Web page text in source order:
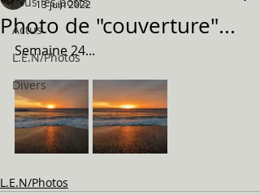
Actus
L.E.N/Photos
Divers
Photo de "couverture"...
13 juin 2022
Semaine 24...
L.E.N/Photos